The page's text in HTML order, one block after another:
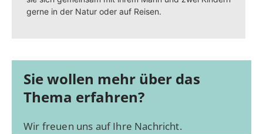
gerne in der Natur oder auf Reisen.
Sie wollen mehr über das
Thema erfahren?
Wir freuen uns auf Ihre Nachricht.